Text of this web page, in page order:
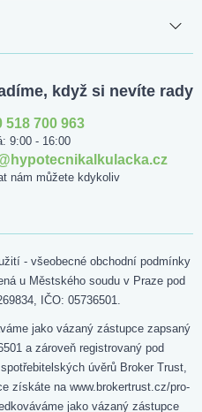
když si nevíte rady
518 700 963
9:00 - 16:00
nám můžete kdykoliv
- všeobecné obchodní podmínky
u Městského soudu v Praze pod
IČO: 05736501.
jako vázaný zástupce zapsaný
a zároveň registrovaný pod
úvěrů Broker Trust,
získáte na www.brokertrust.cz/pro-
jako vázaný zástupce